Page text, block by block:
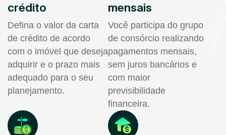
crédito
Defina o valor da carta
de crédito de acordo
com o imóvel que deseja
adquirir e o prazo mais
adequado para o seu
planejamento.
mensais
Você participa do grupo
de consórcio realizando
pagamentos mensais,
sem juros bancários e
com maior
previsibilidade
financeira.